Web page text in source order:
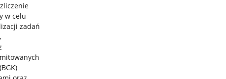
w celu
zadań